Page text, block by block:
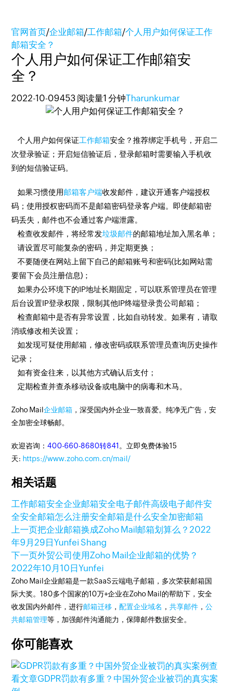
官网首页/企业邮箱/工作邮箱/个人用户如何保证工作
邮箱安全？
个人用户如何保证工作邮箱安
全？
2022-10-09453 阅读量1 分钟Tharunkumar
个人用户如何保证工作邮箱安全？推荐绑定手机号，开启二
次登录验证；开启短信验证后，登录邮箱时需要输入手机收
到的短信验证码。
如果习惯使用邮箱客户端收发邮件，建议开通客户端授权
码；使用授权密码而不是邮箱密码登录客户端。即使邮箱密
码丢失，邮件也不会通过客户端泄露。
检查收发邮件，将经常发垃圾邮件的邮箱地址加入黑名单；
请设置尽可能复杂的密码，并定期更换；
不要随便在网站上留下自己的邮箱账号和密码(比如网站需
要留下会员注册信息)；
如果办公环境下的IP地址长期固定，可以联系管理员在管理
后台设置IP登录权限，限制其他IP终端登录贵公司邮箱；
检查邮箱中是否有异常设置，比如自动转发。如果有，请取
消或修改相关设置；
如发现可疑使用邮箱，修改密码或联系管理员查询历史操作
记录；
如有资金往来，以其他方式确认后支付；
定期检查并查杀移动设备或电脑中的病毒和木马。
Zoho Mail企业邮箱 ，深受国内外企业一致喜爱。纯净无广告，安
全加密全球畅邮。
欢迎咨询：400-660-8680转841 。立即免费体验15
天: https://www.zoho.com.cn/mail/
相关话题
工作邮箱安全企业邮箱安全电子邮件高级电子邮件安
全安全邮箱怎么注册安全邮箱是什么安全加密邮箱
上一页把企业邮箱换成Zoho Mail邮箱划算么？2022
年9月29日Yunfei Shang
下一页外贸公司使用Zoho Mail企业邮箱的优势？
2022年10月10日Yunfei
Zoho Mail企业邮箱是一款SaaS云端电子邮箱，多次荣获邮箱国
际大奖。180多个国家的10万+企业在Zoho Mail的帮助下，安全
收发国内外邮件，进行邮箱迁移 ，配置企业域名 ，共享邮件 ，公
共邮箱管理等，加强邮件沟通能力，保障邮件数据安全。
你可能喜欢
查
看文章GDPR罚款有多重？中国外贸企业被罚的真实案